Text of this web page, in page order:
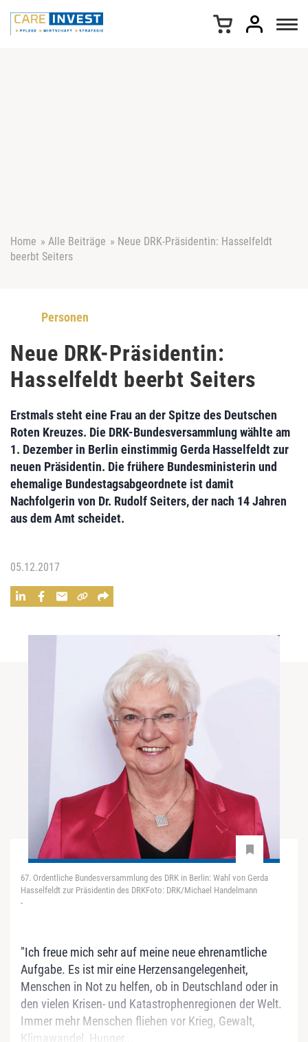
Home » Alle Beiträge » Neue DRK-Präsidentin: Hasselfeldt
beerbt Seiters
Personen
Neue DRK-Präsidentin:
Hasselfeldt beerbt Seiters
Erstmals steht eine Frau an der Spitze des Deutschen
Roten Kreuzes. Die DRK-Bundesversammlung wählte am
1. Dezember in Berlin einstimmigGerda Hasselfeldtzur
neuen Präsidentin. Die frühere Bundesministerin und
ehemalige Bundestagsabgeordnete ist damit
Nachfolgerin von Dr. Rudolf Seiters, der nach 14 Jahren
aus dem Amt scheidet.
05.12.2017
67. Ordentliche Bundesversammlung des DRK in Berlin: Wahl von Gerda
Hasselfeldt zur Präsidentin des DRKFoto: DRK/Michael Handelmann
-
"Ich freue mich sehr auf meine neue ehrenamtliche
Aufgabe. Es ist mir eine Herzensangelegenheit,
Menschen in Not zu helfen, ob in Deutschland oder in
den vielen Krisen- und Katastrophenregionen der Welt.
Immer mehr Menschen fliehen vor Krieg, Gewalt,
Klimawandel, Hunger...